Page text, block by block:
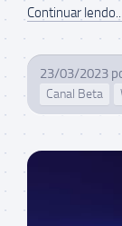
Continuar lendo...
23/03/2023
Canal Beta